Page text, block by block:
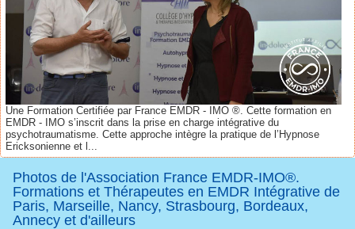
Une Formation Certifiée par France EMDR - IMO ®. Cette formation en
EMDR - IMO s’inscrit dans la prise en charge intégrative du
psychotraumatisme. Cette approche intègre la pratique de l’Hypnose
Ericksonienne et l...
Photos de l'Association France EMDR-IMO®.
Formations et Thérapeutes en EMDR Intégrative de
Paris, Marseille, Nancy, Strasbourg, Bordeaux,
Annecy et d'ailleurs